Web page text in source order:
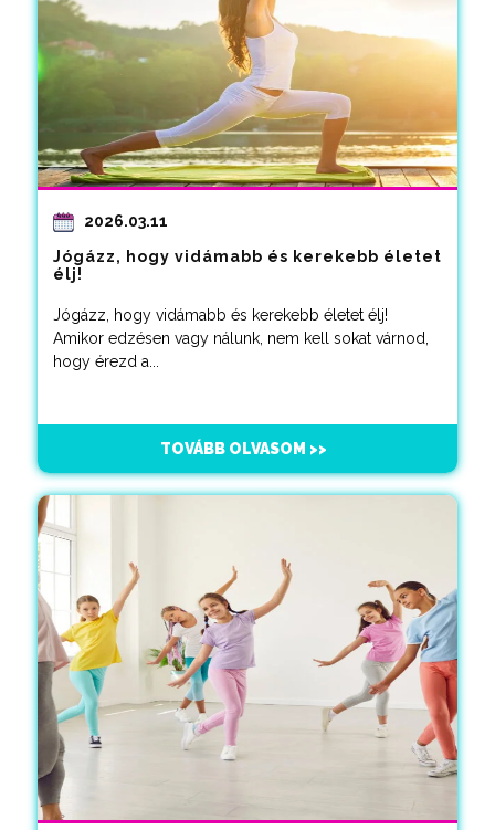
2026.03.11
Jógázz, hogy vidámabb és kerekebb életet
élj!
Jógázz, hogy vidámabb és kerekebb életet élj!
Amikor edzésen vagy nálunk, nem kell sokat várnod,
hogy érezd a...
TOVÁBB OLVASOM >>